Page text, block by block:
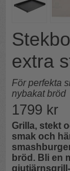
extra
För perfekta
nybakat bröd
1799 kr
Grilla, stekt
smak och
bröd. Bli en